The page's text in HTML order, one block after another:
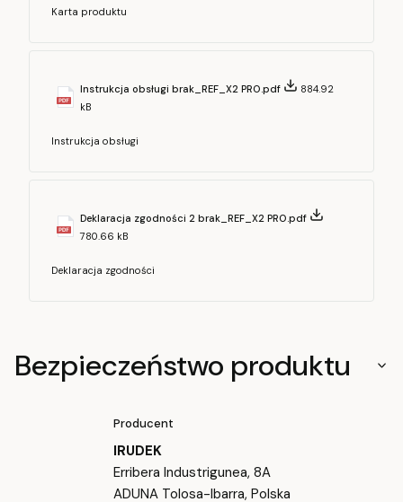
Karta produktu
Instrukcja obsługi brak_REF_X2 PRO.pdf
884.92
kB
Instrukcja obsługi
Deklaracja zgodności 2 brak_REF_X2 PRO.pdf
780.66 kB
Deklaracja zgodności
Bezpieczeństwo produktu
Producent
IRUDEK
Erribera Industrigunea, 8A
ADUNA Tolosa-Ibarra, Polska